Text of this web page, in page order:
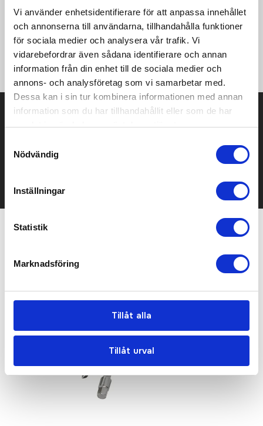
Vi använder enhetsidentifierare för att anpassa innehållet
och annonserna till användarna, tillhandahålla funktioner
för sociala medier och analysera vår trafik. Vi
vidarebefordrar även sådana identifierare och annan
information från din enhet till de sociala medier och
annons- och analysföretag som vi samarbetar med.
Dessa kan i sin tur kombinera informationen med annan
information som du har tillhandahållit eller som de har
samlat in när du har använt deras tjänster.
Nödvändig
Inställningar
Statistik
Marknadsföring
Tillåt alla
Tillåt urval
öppnas är 11 x 6 cm, och när den är stängd 7,2 x 3,4 cm.
Levereras med en bruksanvisning och är förpackad i en
återvunnen presentförpackning i kartong med en storlek på
9,5 x 5,5 x 2,5 cm. Gravyr rekommenderas som ett hållbart
dekorationsalternativ.
Prisuppgift på mailen?
Det går också utmärkt att bara ställa frågor!